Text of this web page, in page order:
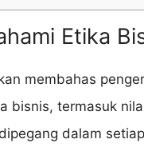
Etika
membahas
bisnis, termasuk
dipegang dalam